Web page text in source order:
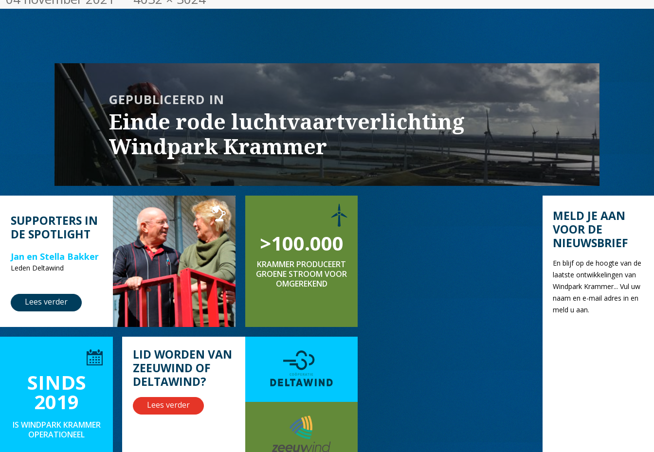
Bericht
navigatie
GEPUBLICEERD IN
Einde rode luchtvaartverlichting
Windpark Krammer
SUPPORTERS IN
DE SPOTLIGHT
Jan en Stella Bakker
Leden Deltawind
Lees verder
>100.000
KRAMMER PRODUCEERT
GROENE STROOM VOOR
OMGEREKEND
SINDS
2019
IS WINDPARK KRAMMER
OPERATIONEEL
LID WORDEN VAN
ZEEUWIND OF
DELTAWIND?
Lees verder
MELD JE AAN
VOOR DE
NIEUWSBRIEF
En blijf op de hoogte van de
laatste ontwikkelingen van
Windpark Krammer... Vul uw
naam en e-mail adres in en
meld u aan.